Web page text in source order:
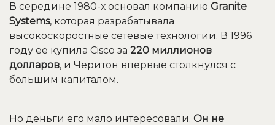
В середине 1980-х основал компанию Granite
Systems, которая разрабатывала
высокоскоростные сетевые технологии. В 1996
году ее купила Cisco за 220 миллионов
долларов, и Черитон впервые столкнулся с
большим капиталом.
Но деньги его мало интересовали. Он не